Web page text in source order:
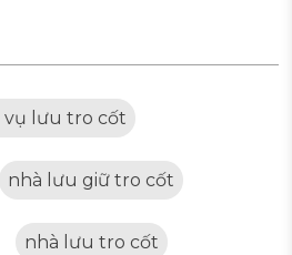
vụ lưu tro cốt
nhà lưu giữ tro cốt
nhà lưu tro cốt